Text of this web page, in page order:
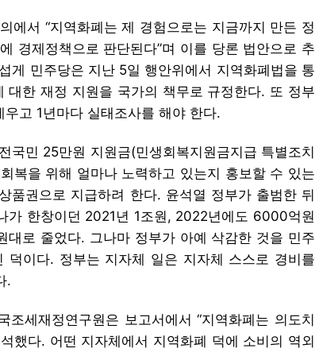
에서 “지역화폐는 제 경험으로는 지금까지 만든 정
경제정책으로 판단된다”며 이를 당론 법안으로 추
게 민주당은 지난 5일 행안위에서 지역화폐법을 통
대한 재정 지원을 국가의 책무로 규정한다. 또 정부
고 1년마다 실태조사를 해야 한다.
국민 25만원 지원금(민생회복지원금지급 특별조치
복을 위해 얼마나 노력하고 있는지 홍보할 수 있는
품권으로 지급하려 한다. 윤석열 정부가 출범한 뒤
가 한창이던 2021년 1조원, 2022년에도 6000억원
로 줄었다. 그나마 정부가 아예 삭감한 것을 민주
덕이다. 정부는 지자체 일은 지자체 스스로 경비를
.
세재정연구원은 보고서에서 “지역화폐는 의도치
했다. 어떤 지자체에서 지역화폐 덕에 소비의 역외